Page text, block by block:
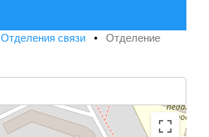
Отделения связи • Отделение